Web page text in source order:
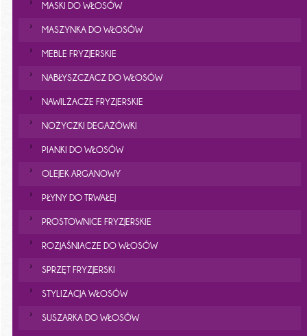
MASKI DO WŁOSÓW
MASZYNKA DO WŁOSÓW
MEBLE FRYZJERSKIE
NABŁYSZCZACZ DO WŁOSÓW
NAWILŻACZE FRYZJERSKIE
NOŻYCZKI DEGAŻÓWKI
PIANKI DO WŁOSÓW
OLEJEK ARGANOWY
PŁYNY DO TRWAŁEJ
PROSTOWNICE FRYZJERSKIE
ROZJAŚNIACZE DO WŁOSÓW
SPRZĘT FRYZJERSKI
STYLIZACJA WŁOSÓW
SUSZARKA DO WŁOSÓW